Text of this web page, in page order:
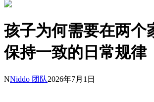
孩子为何需要在两个
保持一致的日常规律
NNiddo 团队2026年7月1日